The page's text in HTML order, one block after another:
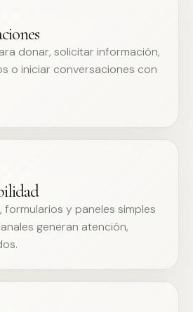
donar, solicitar información,
o iniciar conversaciones con
formularios y paneles simples
generan atención,